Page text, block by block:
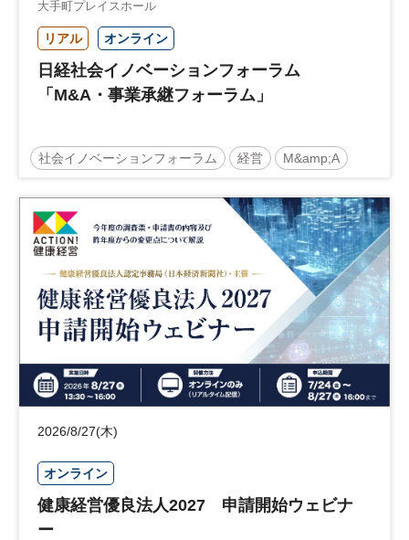
大手町プレイスホール
リアル オンライン
日経社会イノベーションフォーラム
「M&A・事業承継フォーラム」
社会イノベーションフォーラム 経営 M&amp;A
事業承継 中堅中小企業
日経社会イノベーションフォーラム 参加無料
2026/8/27(木)
オンライン
健康経営優良法人2027 申請開始ウェビナ
ー